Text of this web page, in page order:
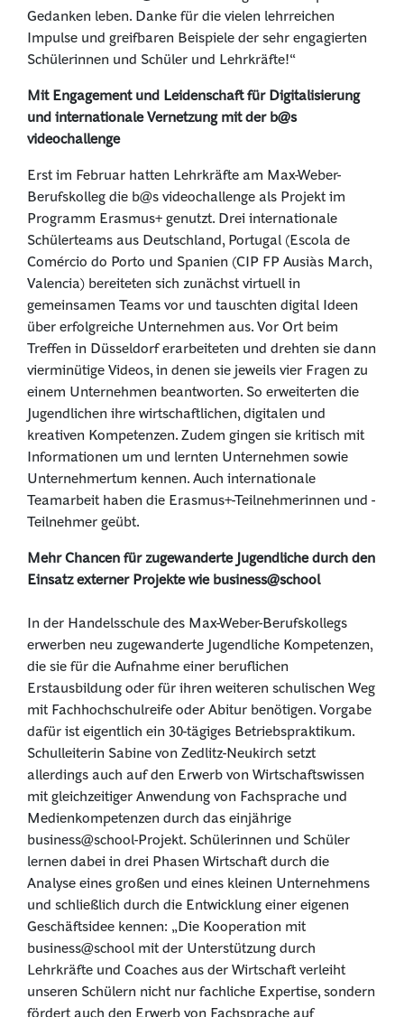
Gedanken leben. Danke für die vielen lehrreichen
Impulse und greifbaren Beispiele der sehr engagierten
Schülerinnen und Schüler und Lehrkräfte!“
Mit Engagement und Leidenschaft für Digitalisierung
und internationale Vernetzung mit der b@s
videochallenge
Erst im Februar hatten Lehrkräfte am Max-Weber-
Berufskolleg die b@s videochallenge als Projekt im
Programm Erasmus+ genutzt. Drei internationale
Schülerteams aus Deutschland, Portugal (Escola de
Comércio do Porto und Spanien (CIP FP Ausiàs March,
Valencia) bereiteten sich zunächst virtuell in
gemeinsamen Teams vor und tauschten digital Ideen
über erfolgreiche Unternehmen aus. Vor Ort beim
Treffen in Düsseldorf erarbeiteten und drehten sie dann
vierminütige Videos, in denen sie jeweils vier Fragen zu
einem Unternehmen beantworten. So erweiterten die
Jugendlichen ihre wirtschaftlichen, digitalen und
kreativen Kompetenzen. Zudem gingen sie kritisch mit
Informationen um und lernten Unternehmen sowie
Unternehmertum kennen. Auch internationale
Teamarbeit haben die Erasmus+-Teilnehmerinnen und -
Teilnehmer geübt.
Mehr Chancen für zugewanderte Jugendliche durch den
Einsatz externer Projekte wie business@school
In der Handelsschule des Max-Weber-Berufskollegs
erwerben neu zugewanderte Jugendliche Kompetenzen,
die sie für die Aufnahme einer beruflichen
Erstausbildung oder für ihren weiteren schulischen Weg
mit Fachhochschulreife oder Abitur benötigen. Vorgabe
dafür ist eigentlich ein 30-tägiges Betriebspraktikum.
Schulleiterin Sabine von Zedlitz-Neukirch setzt
allerdings auch auf den Erwerb von Wirtschaftswissen
mit gleichzeitiger Anwendung von Fachsprache und
Medienkompetenzen durch das einjährige
business@school-Projekt. Schülerinnen und Schüler
lernen dabei in drei Phasen Wirtschaft durch die
Analyse eines großen und eines kleinen Unternehmens
und schließlich durch die Entwicklung einer eigenen
Geschäftsidee kennen: „Die Kooperation mit
business@school mit der Unterstützung durch
Lehrkräfte und Coaches aus der Wirtschaft verleiht
unseren Schülern nicht nur fachliche Expertise, sondern
fördert auch den Erwerb von Fachsprache auf